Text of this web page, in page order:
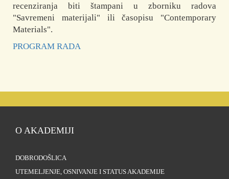
recenziranja biti štampani u zborniku radova
"Savremeni materijali" ili časopisu "Contemporary
Materials".
PROGRAM RADA
O AKADEMIJI
DOBRODOŠLICA
UTEMELJENJE, OSNIVANJE I STATUS AKADEMIJE